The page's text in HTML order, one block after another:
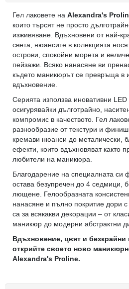
Гел лаковете на Alexandra's
които търсят не просто
изживяване. Вдъхновени от най-
света, нюансите в колекцията
острови, спокойни морета и
пейзажи. Всяко нанасяне ви
където маникюрът се превръща в
вдъхновение.
Серията използва иновативни LED
осигурявайки дълготрайно,
компромис в качеството. Гел
разнообразие от текстури и
кремави нюанси до металически,
ефекти, които вдъхновяват както
любители на маникюра.
Благодарение на специалната
остава безупречен до 4 седмици,
лющене. Гелообразната
нанасяне и пълно покритие дори
са за всякакви декорации – от
маникюр до модерни абстрактни
Вдъхновение, цвят и
открийте своето ново
Alexandra's Proline.